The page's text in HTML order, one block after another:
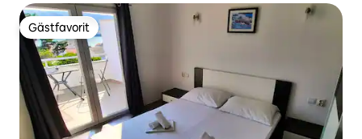
Gästfavorit
Gästfavorit